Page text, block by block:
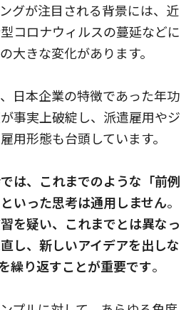
グが注目される背景には、近
コロナウィルスの蔓延などに
大きな変化があります。
日本企業の特徴であった年功
事実上破綻し、派遣雇用やジ
用形態も台頭しています。
は、これまでのような「前例
いった思考は通用しません。
を疑い、これまでとは異なっ
し、新しいアイデアを出しな
繰り返すことが重要です。